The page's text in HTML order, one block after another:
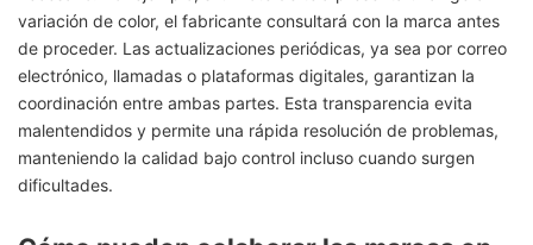
variación de color, el fabricante consultará con la marca antes
de proceder. Las actualizaciones periódicas, ya sea por correo
electrónico, llamadas o plataformas digitales, garantizan la
coordinación entre ambas partes. Esta transparencia evita
malentendidos y permite una rápida resolución de problemas,
manteniendo la calidad bajo control incluso cuando surgen
dificultades.